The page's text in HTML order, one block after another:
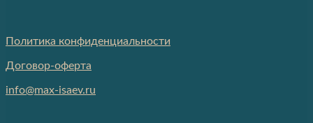
Политика конфиденциальности
Договор-оферта
info@max-isaev.ru